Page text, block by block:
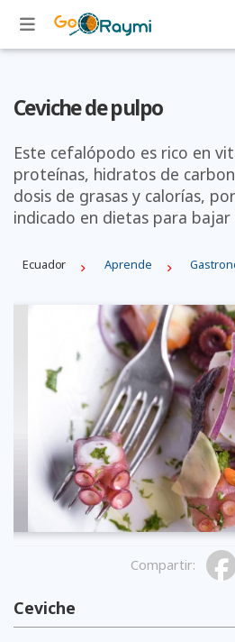
Ceviche de pulpo
Este cefalópodo es rico en
proteínas, hidratos de
dosis de grasas y calorías,
indicado en dietas para bajar
Ecuador Aprende
Compartir:
Ceviche